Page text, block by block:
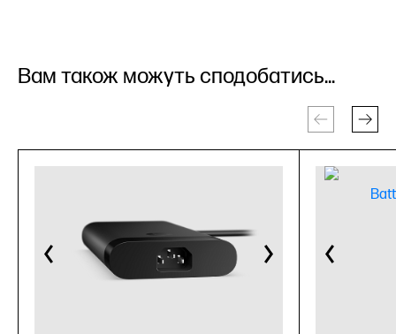
Вам також можуть сподобатись...